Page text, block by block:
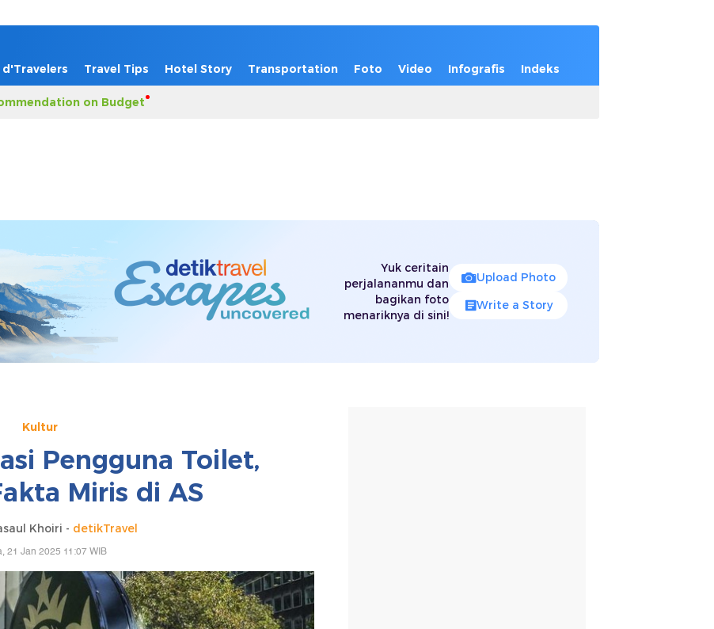
d'Travelers Travel Tips Hotel Story Transportation Foto Video Infografis Indeks
on Budget
Yuk ceritain
perjalananmu dan
bagikan foto
menariknya di sini!
Upload Photo
Write a Story
Kultur
Pengguna Toilet,
Miris di AS
Khoiri - detikTravel
21 Jan 2025 11:07 WIB